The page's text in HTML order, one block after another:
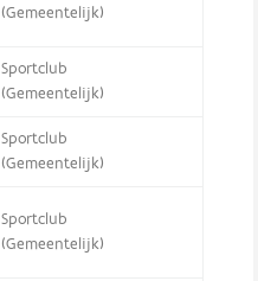
(Gemeentelijk)
Sportclub
(Gemeentelijk)
Sportclub
(Gemeentelijk)
Sportclub
(Gemeentelijk)